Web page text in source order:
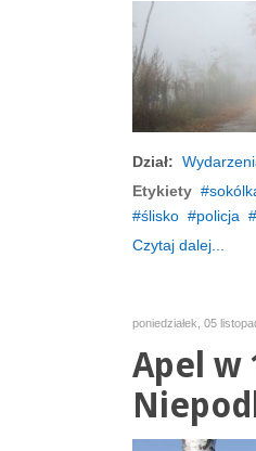
Dział:
Etykiety
ślisko
policja
Czytaj dalej...
poniedziałek, 05
Apel w